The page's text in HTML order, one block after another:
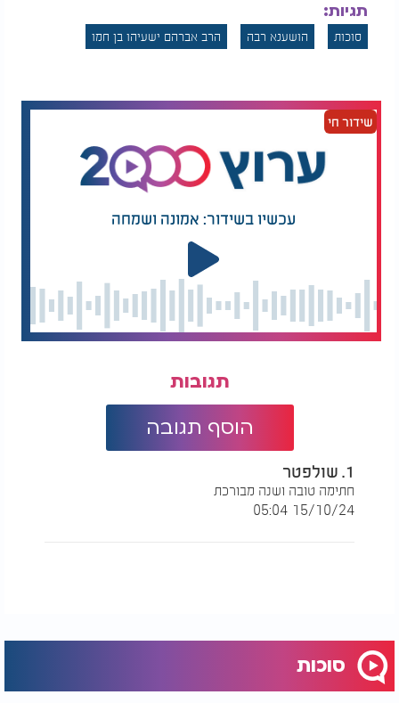
תגיות:
סוכות הושענא רבה הרב אברהם ישעיהו בן חמו
שידור חי
עכשיו בשידור: אמונה ושמחה
תגובות
הוסף תגובה
1. שולפטר
חתימה טובה ושנה מבורכת
15/10/24 05:04
סוכות